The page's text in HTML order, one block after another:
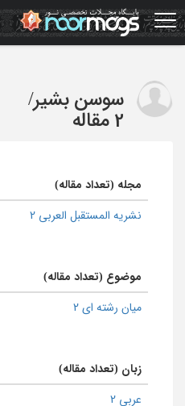
Skip
to
main
سوسن بشیر/
2 مقاله
مجله (تعداد مقاله)
نشریه المستقبل العربی 2
موضوع (تعداد مقاله)
میان رشته ای 2
زبان (تعداد مقاله)
عربی 2